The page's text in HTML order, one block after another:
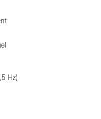
Hz)